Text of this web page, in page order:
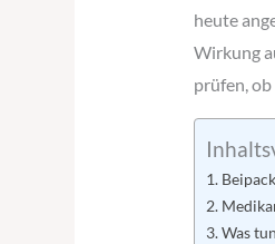
heute
Wirkung
prüfen,
Was